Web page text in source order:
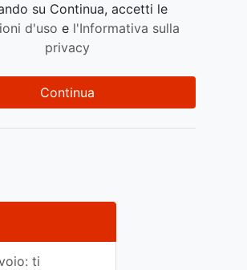
su Continua, accetti le
d'uso e l'Informativa sulla
privacy
Continua
ti